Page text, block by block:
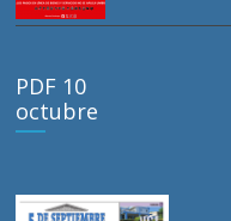
PDF 10
octubre